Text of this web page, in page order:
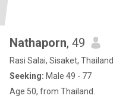
Nathaporn, 49
Rasi Salai, Sisaket, Thailand
Seeking: Male 49 - 77
Age 50, from Thailand.